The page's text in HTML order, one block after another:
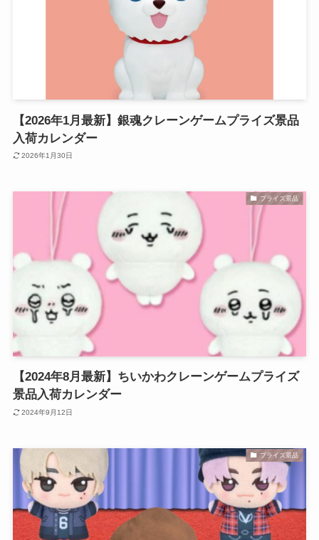
【2026年1月最新】銀魂クレーンゲームプライズ景品
入荷カレンダー
2026年1月30日
プライズ景品
【2024年8月最新】ちいかわクレーンゲームプライズ
景品入荷カレンダー
2024年9月12日
プライズ景品